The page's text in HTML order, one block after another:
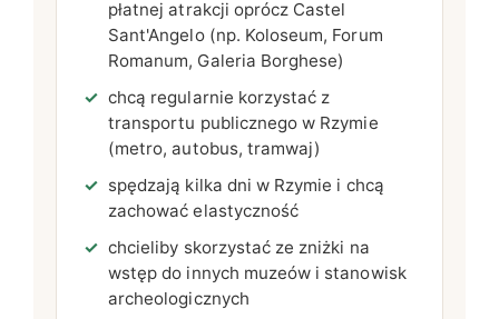
płatnej atrakcji oprócz Castel
Sant'Angelo (np. Koloseum, Forum
Romanum, Galeria Borghese)
chcą regularnie korzystać z
transportu publicznego w Rzymie
(metro, autobus, tramwaj)
spędzają kilka dni w Rzymie i chcą
zachować elastyczność
chcieliby skorzystać ze zniżki na
wstęp do innych muzeów i stanowisk
archeologicznych